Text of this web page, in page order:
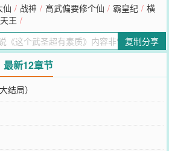
仙 / 战神 / 高武偏要修个仙 / 霸皇纪 / 横
王 /
复制分享
最新12章节
结局）